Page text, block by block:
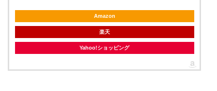
Amazon
楽天
Yahoo!ショッピング